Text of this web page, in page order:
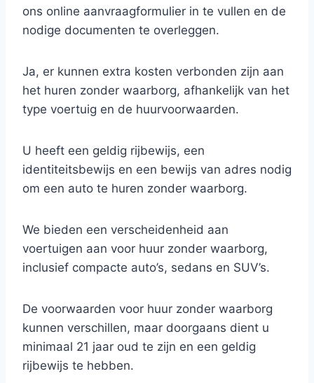
ons online aanvraagformulier in te vullen en de
nodige documenten te overleggen.
Ja, er kunnen extra kosten verbonden zijn aan
het huren zonder waarborg, afhankelijk van het
type voertuig en de huurvoorwaarden.
U heeft een geldig rijbewijs, een
identiteitsbewijs en een bewijs van adres nodig
om een auto te huren zonder waarborg.
We bieden een verscheidenheid aan
voertuigen aan voor huur zonder waarborg,
inclusief compacte auto’s, sedans en SUV’s.
De voorwaarden voor huur zonder waarborg
kunnen verschillen, maar doorgaans dient u
minimaal 21 jaar oud te zijn en een geldig
rijbewijs te hebben.